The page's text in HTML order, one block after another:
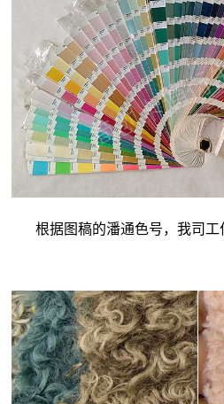
根据图稿的潘通色号，我司